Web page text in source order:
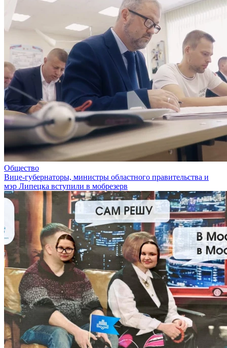
Общество
Вице-губернаторы, министры областного правительства и
мэр Липецка вступили в мобрезерв